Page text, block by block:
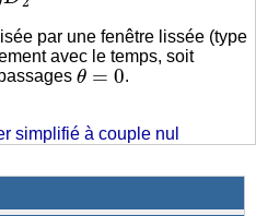
par une fenêtre lissée (type
avec le temps, soit
θ =0
.
simplifié à couple nul